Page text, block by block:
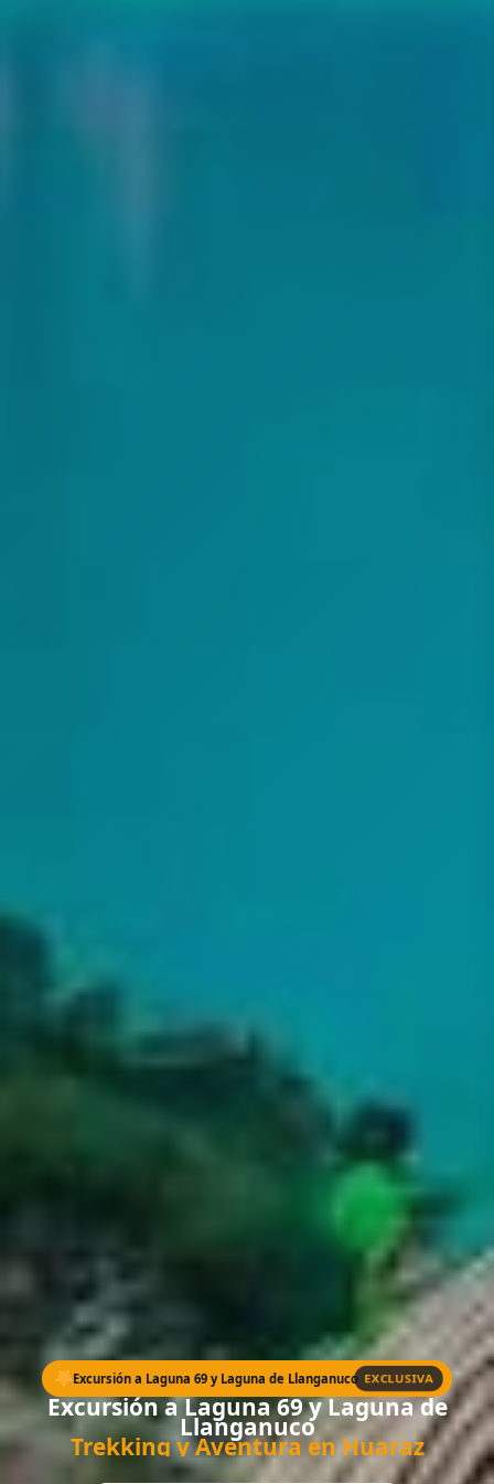
Excursión a Laguna 69 y Laguna de LlanganucoEXCLUSIVA
Excursión a Laguna 69 y Laguna de
Llanganuco
Trekking y Aventura en Huaraz